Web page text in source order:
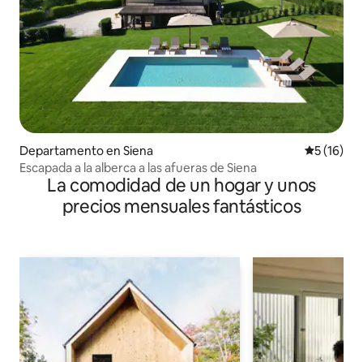
Departamento en Siena
5 (16)
Escapada a la alberca a las afueras de Siena
La comodidad de un hogar y unos
precios mensuales fantásticos